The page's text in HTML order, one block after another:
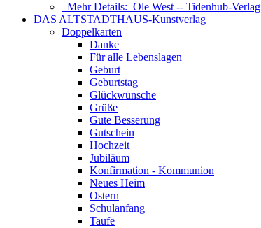
Mehr Details: Ole West -- Tidenhub-Verlag
DAS ALTSTADTHAUS-Kunstverlag
Doppelkarten
Danke
Für alle Lebenslagen
Geburt
Geburtstag
Glückwünsche
Grüße
Gute Besserung
Gutschein
Hochzeit
Jubiläum
Konfirmation - Kommunion
Neues Heim
Ostern
Schulanfang
Taufe